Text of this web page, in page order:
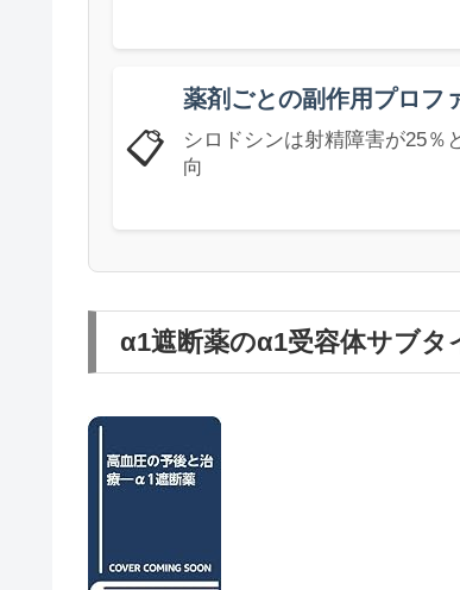
📋
薬剤ごとの副作用プロフ
シロドシンは射精障害が25％
向
α1遮断薬のα1受容体サブタ